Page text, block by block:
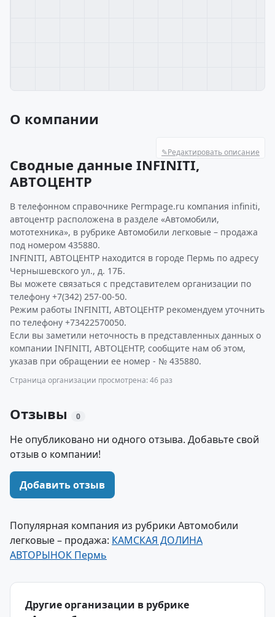
О компании
✎Редактировать описание
Сводные данные INFINITI,
АВТОЦЕНТР
В телефонном справочнике Permpage.ru компания infiniti,
автоцентр расположена в разделе «Автомобили,
мототехника», в рубрике Автомобили легковые – продажа
под номером 435880.
INFINITI, АВТОЦЕНТР находится в городе Пермь по адресу
Чернышевского ул., д. 17Б.
Вы можете связаться с представителем организации по
телефону +7(342) 257-00-50.
Режим работы INFINITI, АВТОЦЕНТР рекомендуем уточнить
по телефону +73422570050.
Если вы заметили неточность в представленных данных о
компании INFINITI, АВТОЦЕНТР, сообщите нам об этом,
указав при обращении ее номер - № 435880.
Страница организации просмотрена: 46 раз
Отзывы 0
Не опубликовано ни одного отзыва. Добавьте свой
отзыв о компании!
Добавить отзыв
Популярная компания из рубрики Автомобили
легковые – продажа: КАМСКАЯ ДОЛИНА
АВТОРЫНОК Пермь
Другие организации в рубрике